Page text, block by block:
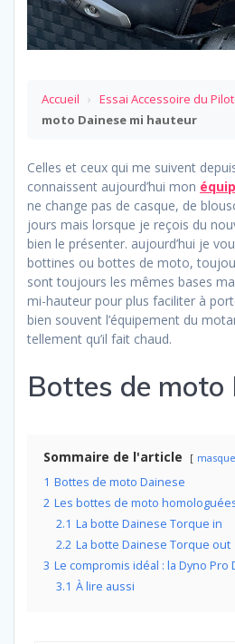
Accueil › Essai Accessoire du
moto Dainese mi hauteur
Celles et ceux qui me suivent
connaissent aujourd’hui mon
ne change pas de casque, de
jours mais lorsque je reçois du
bien le présenter. aujourd’hui je
bottines ou bottes de moto,
sont toujours les mêmes bases
mi-hauteur pour plus faciliter à
bien souvent l’équipement du
tellement qu’il fait chaud.
Bottes de moto
Sommaire de l'article
1 Bottes de moto Dainese
2 Les bottes de moto
2.1 La botte Dainese Torque in
2.2 La botte Dainese Torque out
3 Le compromis idéal : la Dyno Pro
3.1 À lire aussi